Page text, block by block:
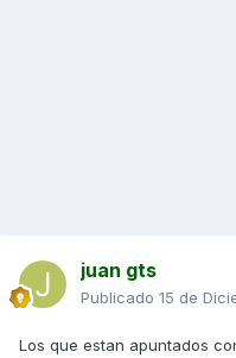
juan gts
Publicado 15 de
Los que estan apuntados